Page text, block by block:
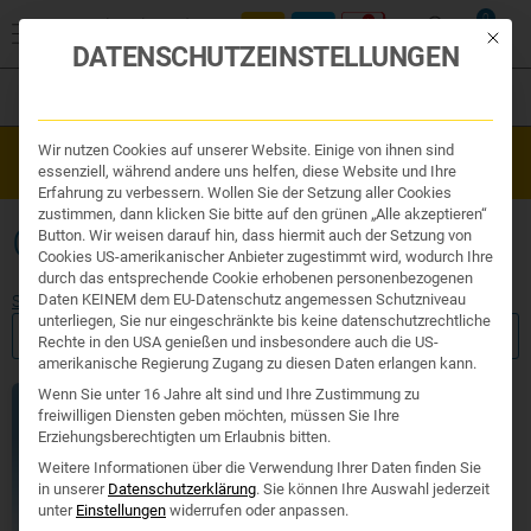
0
Organe & Organ Uhr
Traditionelle Medizin
Nahrungsergänzung
Kosmetik und Hygiene
Ihr Apotheker
Westend Online-Shop: Sicher, schnell und 24/7 für Sie da!
Gratisversand ab €50
GELSENSCHUTZMITTEL
Start/ Produkte verschlagwortet mit „Gelsenschutzmittel“
FILTER ANZEIGEN
Mit
DATENSCHUTZEINSTELLUNGEN
Wir nutzen Cookies auf unserer Website. Einige von ihnen sind
essenziell, während andere uns helfen, diese Website und Ihre
Erfahrung zu verbessern. Wollen Sie der Setzung aller Cookies
zustimmen, dann klicken Sie bitte auf den grünen „Alle akzeptieren“
Button. Wir weisen darauf hin, dass hiermit auch der Setzung von
Cookies US-amerikanischer Anbieter zugestimmt wird, wodurch Ihre
durch das entsprechende Cookie erhobenen personenbezogenen
Daten KEINEM dem EU-Datenschutz angemessen Schutzniveau
unterliegen, Sie nur eingeschränkte bis keine datenschutzrechtliche
Rechte in den USA genießen und insbesondere auch die US-
amerikanische Regierung Zugang zu diesen Daten erlangen kann.
Wenn Sie unter 16 Jahre alt sind und Ihre Zustimmung zu
freiwilligen Diensten geben möchten, müssen Sie Ihre
Erziehungsberechtigten um Erlaubnis bitten.
Weitere Informationen über die Verwendung Ihrer Daten finden Sie
in unserer Datenschutzerklärung. Sie können Ihre Auswahl jederzeit
unter Einstellungen widerrufen oder anpassen.